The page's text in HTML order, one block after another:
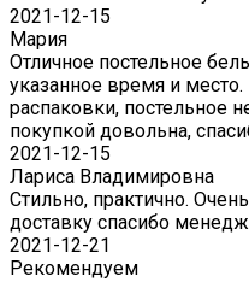
2021-12-15
Мария
Отличное постельное
указанное время и место.
распаковки, постельное
покупкой довольна,
2021-12-15
Лариса Владимировна
Стильно, практично.
доставку спасибо
2021-12-21
Рекомендуем